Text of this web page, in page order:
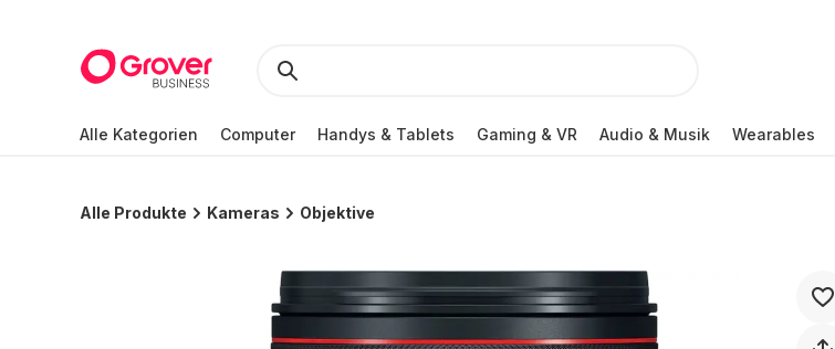
Alle Kategorien Computer Handys & Tablets Gaming & VR Audio & Musik Wearables
Alle Produkte Kameras Objektive